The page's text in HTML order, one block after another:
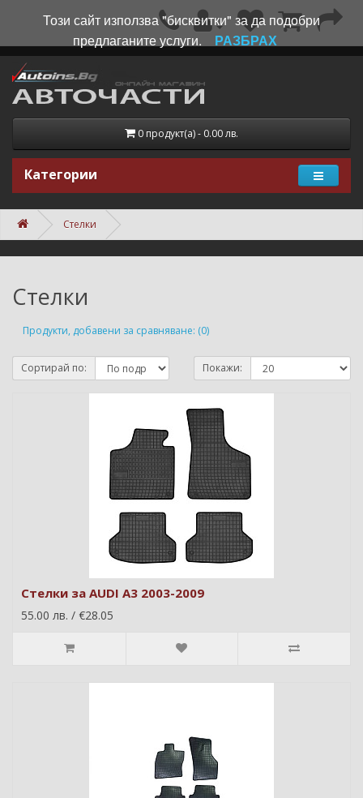
0 продукт(а) - 0.00 лв.
Категории
Стелки
Стелки
Продукти, добавени за сравняване: (0)
Сортирай по: Покажи:
Стелки за AUDI A3 2003-2009
55.00 лв. / €28.05
Този сайт използва "бисквитки" за да подобри
предлаганите услуги.
РАЗБРАХ